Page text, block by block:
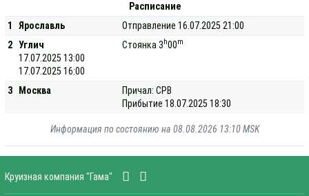
Расписание
1
Ярославль
Отправление 16.07.2025 21:00
2 Углич
17.07.2025 13:00
17.07.2025 16:00
Стоянка 3 h00m
3 Москва
Причал: СРВ
Прибытие 18.07.2025 18:30
Информация по состоянию на 08.08.2026 13:10 MSK
Круизная компания "Гама"